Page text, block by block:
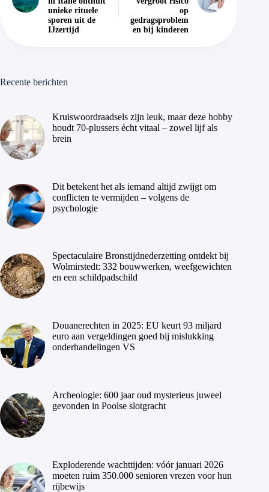
unieke rituele
sporen uit de
IJzertijd
op
gedragsproblem
en bij kinderen
Recente berichten
Kruiswoordraadsels zijn leuk, maar deze hobby
houdt 70-plussers écht vitaal – zowel lijf als
brein
Dit betekent het als iemand altijd zwijgt om
conflicten te vermijden – volgens de
psychologie
Spectaculaire Bronstijdnederzetting ontdekt bij
Wolmirstedt: 332 bouwwerken, weefgewichten
en een schildpadschild
Douanerechten in 2025: EU keurt 93 miljard
euro aan vergeldingen goed bij mislukking
onderhandelingen VS
Archeologie: 600 jaar oud mysterieus juweel
gevonden in Poolse slotgracht
Exploderende wachttijden: vóór januari 2026
moeten ruim 350.000 senioren vrezen voor hun
rijbewijs